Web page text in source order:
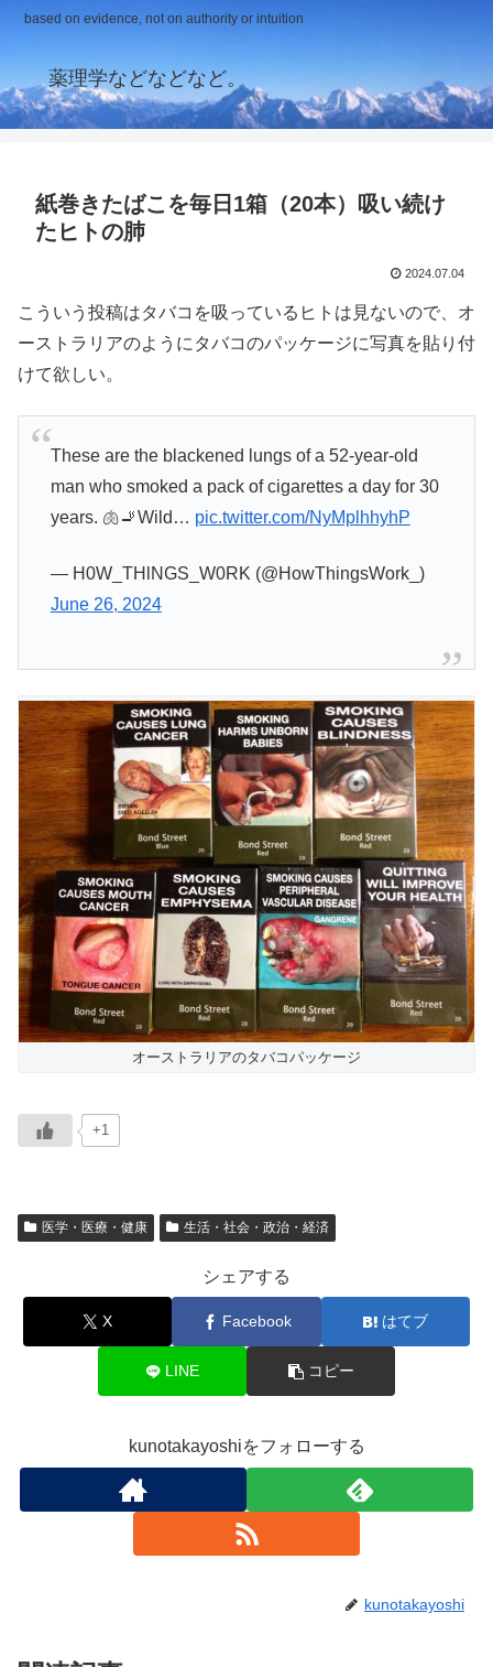
based on evidence, not on authority or intuition
薬理学などなどなど。
紙巻きたばこを毎日1箱（20本）吸い続け
たヒトの肺
2024.07.04
こういう投稿はタバコを吸っているヒトは見ないので、オ
ーストラリアのようにタバコのパッケージに写真を貼り付
けて欲しい。
These are the blackened lungs of a 52-year-old
man who smoked a pack of cigarettes a day for 30
years. 🫁🚬Wild… pic.twitter.com/NyMplhhyhP
— H0W_THlNGS_W0RK (@HowThingsWork_)
June 26, 2024
オーストラリアのタバコパッケージ
+1
医学・医療・健康 生活・社会・政治・経済
シェアする
X Facebook はてブ
LINE コピー
kunotakayoshiをフォローする
kunotakayoshi